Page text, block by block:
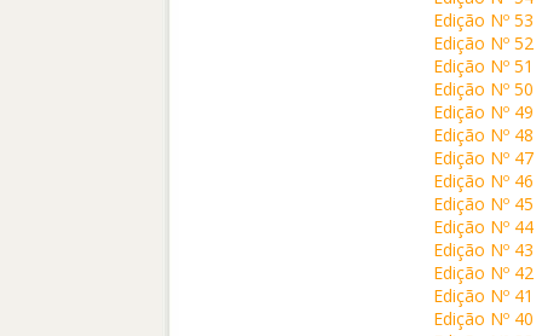
Edição Nº 53
Edição Nº 52
Edição Nº 51
Edição Nº 50
Edição Nº 49
Edição Nº 48
Edição Nº 47
Edição Nº 46
Edição Nº 45
Edição Nº 44
Edição Nº 43
Edição Nº 42
Edição Nº 41
Edição Nº 40